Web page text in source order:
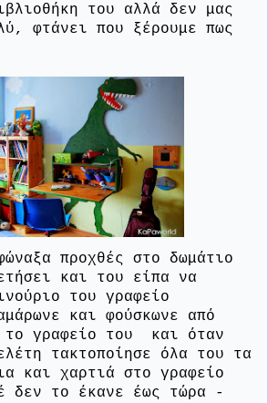
του αλλά δεν μας
φτάνει που ξέρουμε πως
προχθές στο δωμάτιο
και του είπα να
του γραφείο
και φούσκωνε από
το γραφείο του και όταν
τακτοποίησε όλα του τα
και χαρτιά στο γραφείο
δεν το έκανε έως τώρα -